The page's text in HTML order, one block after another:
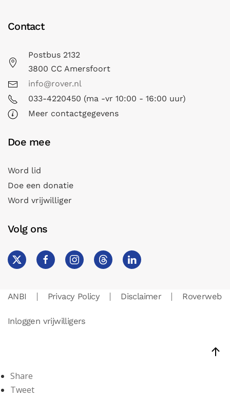
Contact
Postbus 2132
3800 CC Amersfoort
info@rover.nl
033-4220450 (ma -vr 10:00 - 16:00 uur)
Meer contactgegevens
Doe mee
Word lid
Doe een donatie
Word vrijwilliger
Volg ons
ANBI Privacy Policy Disclaimer Roverweb
Inloggen vrijwilligers
Share
Tweet